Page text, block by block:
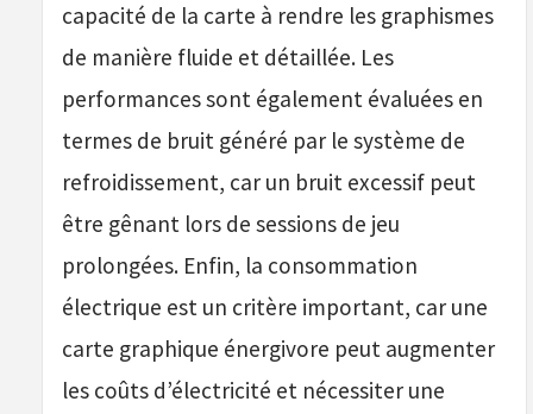
capacité de la carte à rendre les graphismes
de manière fluide et détaillée. Les
performances sont également évaluées en
termes de bruit généré par le système de
refroidissement, car un bruit excessif peut
être gênant lors de sessions de jeu
prolongées. Enfin, la consommation
électrique est un critère important, car une
carte graphique énergivore peut augmenter
les coûts d’électricité et nécessiter une